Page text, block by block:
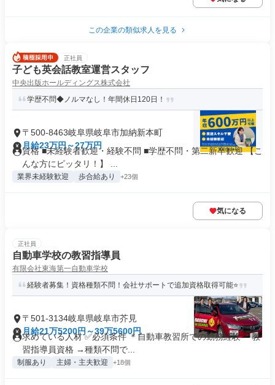
この企業の類似求人を見る
正社員
子ども英会話教室運営スタッフ
中央出版ホールディングス株式会社
学歴不問◆ノルマなし！年間休日120日！
〒500-8463岐阜県岐阜市加納新本町
月給23万円～27万円
資格 ■未経験者歓迎・経験不問 ■学歴不問・第二新卒歓迎 【こ
んな方にピッタリ！】 ...
業界未経験歓迎 歩合給あり +23個
気になる
正社員
自動車学校の教習指導員
有限会社東海第一自動車学校
経験者募集！資格種類不問！会社サポートで追加資格取得可能⭐
〒501-3134岐阜県岐阜市芥見
月給21万5200円～39万5600円
求めている人材 ✅必須条件 ＊自動車教習所での勤務経験 ＊教
習指導員資格 →種類不問で...
制服あり 主婦・主夫歓迎 +18個